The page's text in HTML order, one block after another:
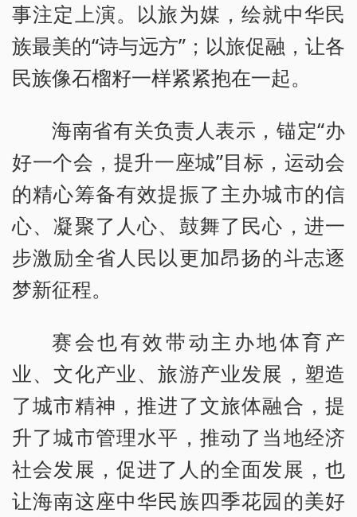
事注定上演。以旅为媒，绘就中华民
族最美的“诗与远方”；以旅促融，让各
民族像石榴籽一样紧紧抱在一起。
海南省有关负责人表示，锚定“办
好一个会，提升一座城”目标，运动会
的精心筹备有效提振了主办城市的信
心、凝聚了人心、鼓舞了民心，进一
步激励全省人民以更加昂扬的斗志逐
梦新征程。
赛会也有效带动主办地体育产
业、文化产业、旅游产业发展，塑造
了城市精神，推进了文旅体融合，提
升了城市管理水平，推动了当地经济
社会发展，促进了人的全面发展，也
让海南这座中华民族四季花园的美好